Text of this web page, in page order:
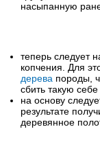
насыпанную
теперь следует
копчения. Для
дерева породы,
сбить такую
на основу
результате
деревянное